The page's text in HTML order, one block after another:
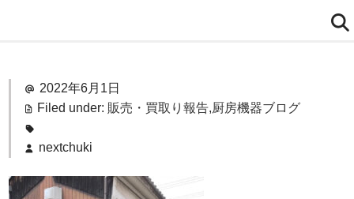
ネクスト厨機とは
商品一覧
高価買取
2022年6月1日
Filed under: 販売・買取り報告,厨房機器ブログ
nextchuki